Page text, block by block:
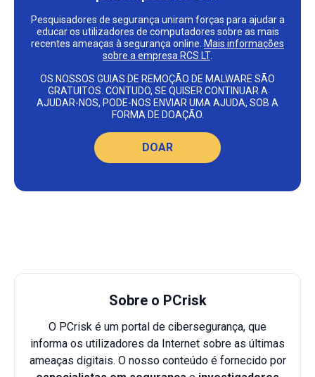
Pesquisadores de segurança uniram forças para ajudar a
educar os utilizadores de computadores sobre as mais
recentes ameaças à segurança online. Mais informações
sobre a empresa RCS LT.
OS NOSSOS GUIAS DE REMOÇÃO DE MALWARE SÃO
GRATUITOS. CONTUDO, SE QUISER CONTINUAR A
AJUDAR-NOS, PODE-NOS ENVIAR UMA AJUDA, SOB A
FORMA DE DOAÇÃO.
DOAR
Sobre o PCrisk
O PCrisk é um portal de cibersegurança, que
informa os utilizadores da Internet sobre as últimas
ameaças digitais. O nosso conteúdo é fornecido por